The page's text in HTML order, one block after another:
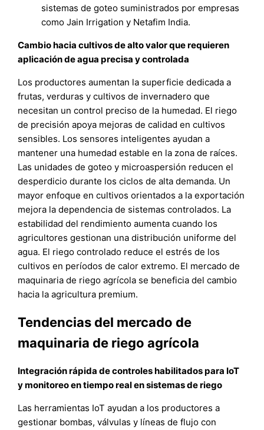
sistemas de goteo suministrados por empresas
como Jain Irrigation y Netafim India.
Cambio hacia cultivos de alto valor que requieren
aplicación de agua precisa y controlada
Los productores aumentan la superficie dedicada a
frutas, verduras y cultivos de invernadero que
necesitan un control preciso de la humedad. El riego
de precisión apoya mejoras de calidad en cultivos
sensibles. Los sensores inteligentes ayudan a
mantener una humedad estable en la zona de raíces.
Las unidades de goteo y microaspersión reducen el
desperdicio durante los ciclos de alta demanda. Un
mayor enfoque en cultivos orientados a la exportación
mejora la dependencia de sistemas controlados. La
estabilidad del rendimiento aumenta cuando los
agricultores gestionan una distribución uniforme del
agua. El riego controlado reduce el estrés de los
cultivos en períodos de calor extremo. El mercado de
maquinaria de riego agrícola se beneficia del cambio
hacia la agricultura premium.
Tendencias del mercado de
maquinaria de riego agrícola
Integración rápida de controles habilitados para IoT
y monitoreo en tiempo real en sistemas de riego
Las herramientas IoT ayudan a los productores a
gestionar bombas, válvulas y líneas de flujo con